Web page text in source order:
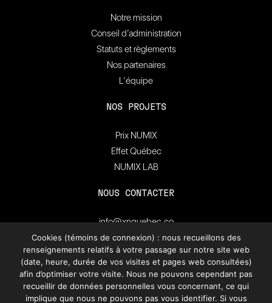
Notre mission
Conseil d’administration
Statuts et règlements
Nos partenaires
L’équipe
NOS PROJETS
Prix NUMIX
Effet Québec
NUMIX LAB
NOUS CONTACTER
info@xnquebec.co
Salle de presse
FAQ
Inscrivez-vous à
l'infolettre de XN Québec.
Cookies (témoins de connexion) : nous recueillons des
renseignements relatifs à votre passage sur notre site web
(date, heure, durée de vos visites et pages web consultées)
afin d’optimiser votre visite. Nous ne pouvons cependant pas
recueillir de données personnelles vous concernant, ce qui
implique que nous ne pouvons pas vous identifier. Si vous